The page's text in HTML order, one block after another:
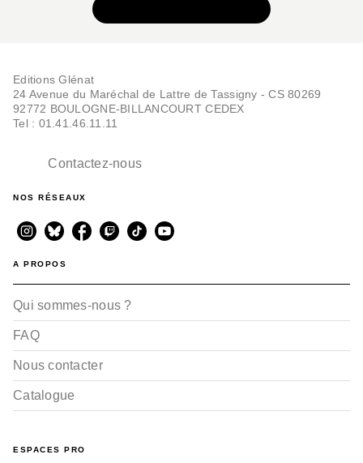
Editions Glénat
24 Avenue du Maréchal de Lattre de Tassigny - CS 80269
92772 BOULOGNE-BILLANCOURT CEDEX
Tel : 01.41.46.11.11
Contactez-nous
NOS RÉSEAUX
A PROPOS
Qui sommes-nous ?
FAQ
Nous contacter
Catalogue
ESPACES PRO